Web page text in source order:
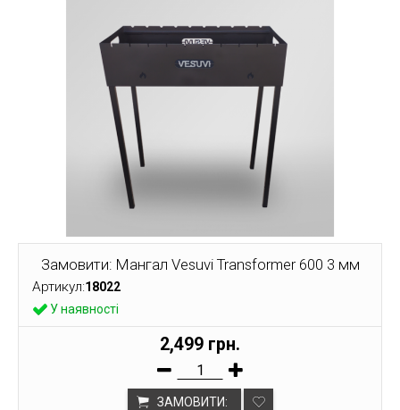
Замовити: Мангал Vesuvi Transformer 600 3 мм
Артикул:18022
У наявності
2,499 грн.
ЗАМОВИТИ: